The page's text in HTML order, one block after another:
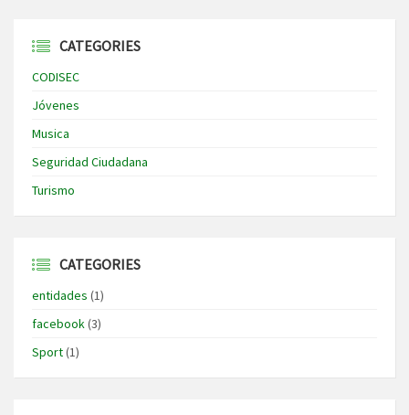
CATEGORIES
CODISEC
Jóvenes
Musica
Seguridad Ciudadana
Turismo
CATEGORIES
entidades (1)
facebook(3)
Sport(1)